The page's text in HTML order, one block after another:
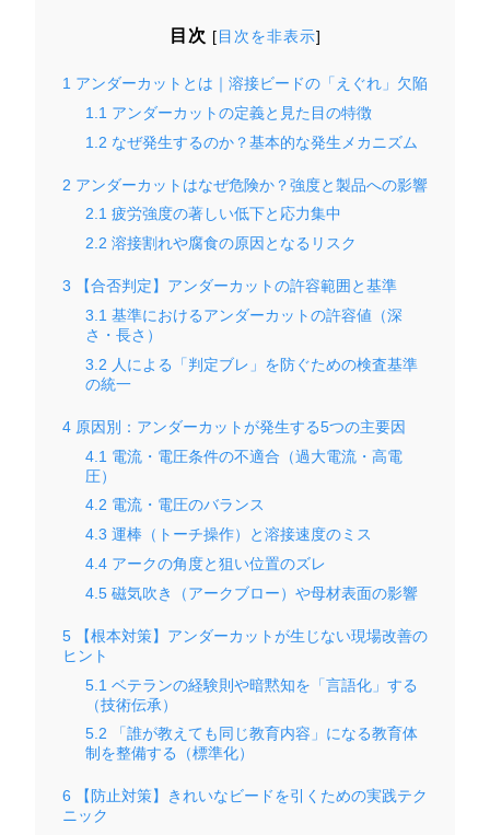
目次 [目次を非表示]
1 アンダーカットとは｜溶接ビードの「えぐれ」欠陥
1.1 アンダーカットの定義と見た目の特徴
1.2 なぜ発生するのか？基本的な発生メカニズム
2 アンダーカットはなぜ危険か？強度と製品への影響
2.1 疲労強度の著しい低下と応力集中
2.2 溶接割れや腐食の原因となるリスク
3 【合否判定】アンダーカットの許容範囲と基準
3.1 基準におけるアンダーカットの許容値（深
さ・長さ）
3.2 人による「判定ブレ」を防ぐための検査基準
の統一
4 原因別：アンダーカットが発生する5つの主要因
4.1 電流・電圧条件の不適合（過大電流・高電
圧）
4.2 電流・電圧のバランス
4.3 運棒（トーチ操作）と溶接速度のミス
4.4 アークの角度と狙い位置のズレ
4.5 磁気吹き（アークブロー）や母材表面の影響
5 【根本対策】アンダーカットが生じない現場改善の
ヒント
5.1 ベテランの経験則や暗黙知を「言語化」する
（技術伝承）
5.2 「誰が教えても同じ教育内容」になる教育体
制を整備する（標準化）
6 【防止対策】きれいなビードを引くための実践テク
ニック